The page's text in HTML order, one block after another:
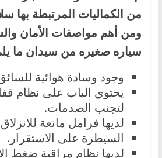
من الكماليات المرتبطة بها
ومن أهم مواصفات الأمان
سياره صغيره من سيدان ما
وجود وسادة هوائية
يحتوي الباب على نظام
لتجنب الصدمات.
لديها فرامل مانعة
السيطرة على الاستقرار.
لديها نظام مراقبة ضغط